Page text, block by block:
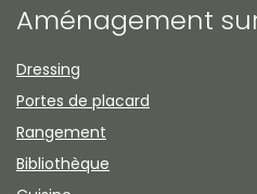
Aménagement
Dressing
Portes de placard
Rangement
Bibliothèque